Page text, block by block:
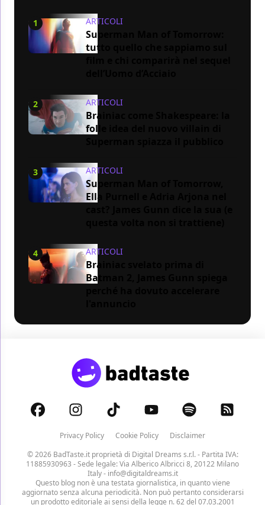
1 ARTICOLI
Superman Man of Tomorrow:
tutto quello che sappiamo sul
2 ARTICOLI
Brainiac come Shakespeare: la
folle idea del nuovo villain di
3 ARTICOLI
Superman Man of Tomorrow,
Ella Purnell e Adria Arjona nel
4 ARTICOLI
Brainiac svelato prima di
Batman 2, James Gunn spiega
Privacy Policy Cookie Policy
Disclaimer
© 2026 BadTaste.it proprietà di Digital Dreams s.r.l.- Partita IVA:
11885930963 - Sede legale: Via Alberico Albricci 8, 20122 Milano
Italy - info@digitaldreams.it
Questo blog non è una testata giornalistica, in quanto viene
aggiornato senza alcuna periodicità. Non può pertanto considerarsi
un prodotto editoriale ai sensi della legge n. 62 del 07.03.2001